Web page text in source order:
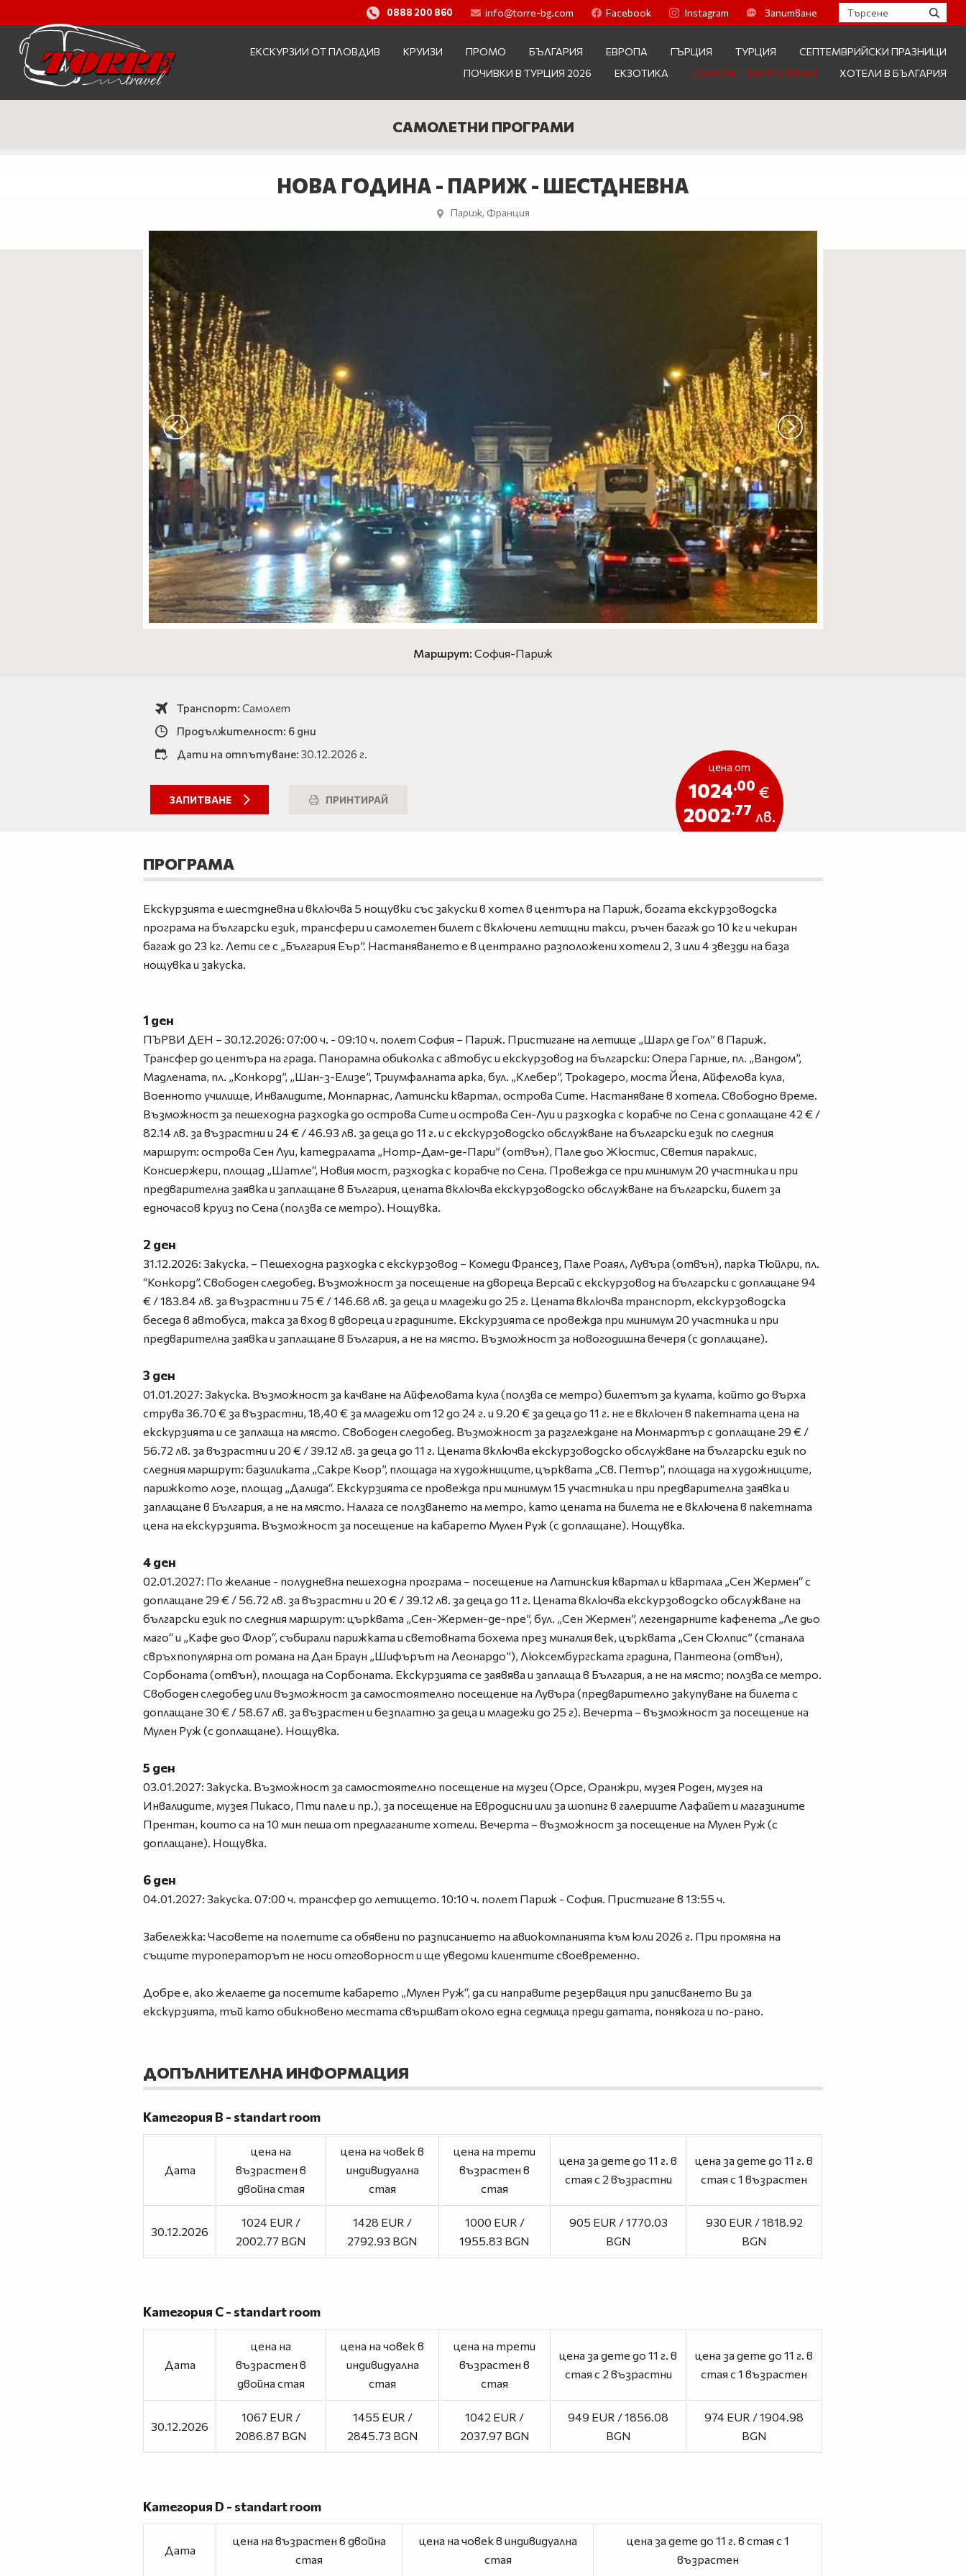
0888 200 860 info@torre-bg.com Facebook Instagram Запитване
ЕКСКУРЗИИ ОТ ПЛОВДИВ КРУИЗИ ПРОМО БЪЛГАРИЯ ЕВРОПА ГЪРЦИЯ ТУРЦИЯ
СЕПТЕМВРИЙСКИ ПРАЗНИЦИ
ПОЧИВКИ В ТУРЦИЯ 2026
ЕКЗОТИКА САМОЛЕТНИ ПРОГРАМИ ХОТЕЛИ В БЪЛГАРИЯ
САМОЛЕТНИ ПРОГРАМИ
НОВА ГОДИНА - ПАРИЖ - ШЕСТДНЕВНА
Париж, Франция
Маршрут: София-Париж
Транспорт: Самолет
Продължителност: 6 дни
Дати на отпътуване: 30.12.2026 г.
ЗАПИТВАНЕ ПРИНТИРАЙ
цена от
1024.00 €
2002.77 лв.
ПРОГРАМА
Екскурзията е шестдневна и включва 5 нощувки със закуски в хотел в центъра на Париж, богата екскурзоводска
програма на български език, трансфери и самолетен билет с включени летищни такси, ръчен багаж до 10 кг и чекиран
багаж до 23 кг. Лети се с „България Еър”. Настаняването е в централно разположени хотели 2, 3 или 4 звезди на база
нощувка и закуска.
1 ден
ПЪРВИ ДЕН – 30.12.2026: 07:00 ч. - 09:10 ч. полет София – Париж. Пристигане на летище „Шарл де Гол” в Париж.
Трансфер до центъра на града. Панорамна обиколка с автобус и екскурзовод на български: Опера Гарние, пл. „Вандом”,
Мадлената, пл. „Конкорд”, „Шан-з-Елизе”, Триумфалната арка, бул. „Клебер”, Трокадеро, моста Йена, Айфелова кула,
Военното училище, Инвалидите, Монпарнас, Латински квартал, острова Сите. Настаняване в хотела. Свободно време.
Възможност за пешеходна разходка до острова Сите и острова Сен-Луи и разходка с корабче по Сена с доплащане 42 € /
82.14 лв. за възрастни и 24 € / 46.93 лв. за деца до 11 г. и с екскурзоводско обслужване на български език по следния
маршрут: острова Сен Луи, катедралата „Нотр-Дам-де-Пари” (отвън), Пале дьо Жюстис, Светия параклис,
Консиержери, площад „Шатле“, Новия мост, разходка с корабче по Сена. Провежда се при минимум 20 участника и при
предварителна заявка и заплащане в България, цената включва екскурзоводско обслужване на български, билет за
едночасов круиз по Сена (ползва се метро). Нощувка.
2 ден
31.12.2026: Закуска. – Пешеходна разходка с екскурзовод – Комеди Франсез, Пале Роаял, Лувъра (отвън), парка Тюйлри, пл.
“Конкорд”. Свободен следобед. Възможност за посещение на двореца Версай с екскурзовод на български с доплащане 94
€ / 183.84 лв. за възрастни и 75 € / 146.68 лв. за деца и младежи до 25 г. Цената включва транспорт, екскурзоводска
беседа в автобуса, такса за вход в двореца и градините. Екскурзията се провежда при минимум 20 участника и при
предварителна заявка и заплащане в България, а не на място. Възможност за новогодишна вечеря (с доплащане).
3 ден
01.01.2027: Закуска. Възможност за качване на Айфеловата кула (ползва се метро) билетът за кулата, който до върха
струва 36.70 € за възрастни, 18,40 € за младежи от 12 до 24 г. и 9.20 € за деца до 11 г. не е включен в пакетната цена на
екскурзията и се заплаща на място. Свободен следобед. Възможност за разглеждане на Монмартър с доплащане 29 € /
56.72 лв. за възрастни и 20 € / 39.12 лв. за деца до 11 г. Цената включва екскурзоводско обслужване на български език по
следния маршрут: базиликата „Сакре Кьор”, площада на художниците, църквата „Св. Петър”, площада на художниците,
парижкото лозе, площад „Далида“. Екскурзията се провежда при минимум 15 участника и при предварителна заявка и
заплащане в България, а не на място. Налага се ползването на метро, като цената на билета не е включена в пакетната
цена на екскурзията. Възможност за посещение на кабарето Мулен Руж (с доплащане). Нощувка.
4 ден
02.01.2027: По желание - полудневна пешеходна програма – посещение на Латинския квартал и квартала „Сен Жермен“ с
доплащане 29 € / 56.72 лв. за възрастни и 20 € / 39.12 лв. за деца до 11 г. Цената включва екскурзоводско обслужване на
български език по следния маршрут: църквата „Сен-Жермен-де-пре”, бул. „Сен Жермен”, легендарните кафенета „Ле дьо
маго“ и „Кафе дьо Флор“, събирали парижката и световната бохема през миналия век, църквата „Сен Сюлпис” (станала
свръхпопулярна от романа на Дан Браун „Шифърът на Леонардо”), Люксембургската градина, Пантеона (отвън),
Сорбоната (отвън), площада на Сорбоната. Екскурзията се заявява и заплаща в България, а не на място; ползва се метро.
Свободен следобед или възможност за самостоятелно посещение на Лувъра (предварително закупуване на билета с
доплащане 30 € / 58.67 лв. за възрастен и безплатно за деца и младежи до 25 г). Вечерта – възможност за посещение на
Мулен Руж (с доплащане). Нощувка.
5 ден
03.01.2027: Закуска. Възможност за самостоятелно посещение на музеи (Орсе, Оранжри, музея Роден, музея на
Инвалидите, музея Пикасо, Пти пале и пр.), за посещение на Евродисни или за шопинг в галериите Лафайет и магазините
Прентан, които са на 10 мин пеша от предлаганите хотели. Вечерта – възможност за посещение на Мулен Руж (с
доплащане). Нощувка.
6 ден
04.01.2027: Закуска. 07:00 ч. трансфер до летището. 10:10 ч. полет Париж - София. Пристигане в 13:55 ч.
Забележка: Часовете на полетите са обявени по разписанието на авиокомпанията към юли 2026 г. При промяна на
същите туроператорът не носи отговорност и ще уведоми клиентите своевременно.
Добре е, ако желаете да посетите кабарето „Мулен Руж“, да си направите резервация при записването Ви за
екскурзията, тъй като обикновено местата свършват около една седмица преди датата, понякога и по-рано.
ДОПЪЛНИТЕЛНА ИНФОРМАЦИЯ
Категория B - standart room
Дата
цена на
възрастен в
двойна стая
цена на човек в
индивидуална
стая
цена на трети
възрастен в
стая
цена за дете до 11 г. в
стая с 2 възрастни
цена за дете до 11 г. в
стая с 1 възрастен
30.12.2026
1024 EUR /
2002.77 BGN
1428 EUR /
2792.93 BGN
1000 EUR /
1955.83 BGN
905 EUR / 1770.03
BGN
930 EUR / 1818.92
BGN
Категория C - standart room
Дата
цена на
възрастен в
двойна стая
цена на човек в
индивидуална
стая
цена на трети
възрастен в
стая
цена за дете до 11 г. в
стая с 2 възрастни
цена за дете до 11 г. в
стая с 1 възрастен
30.12.2026
1067 EUR /
2086.87 BGN
1455 EUR /
2845.73 BGN
1042 EUR /
2037.97 BGN
949 EUR / 1856.08
BGN
974 EUR / 1904.98
BGN
Категория D - standart room
Дата
цена на възрастен в двойна
стая
цена на човек в индивидуална
стая
цена за дете до 11 г. в стая с 1
възрастен